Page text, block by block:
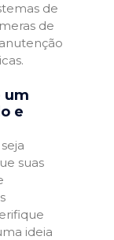
de
de
um
e
suas
ideia